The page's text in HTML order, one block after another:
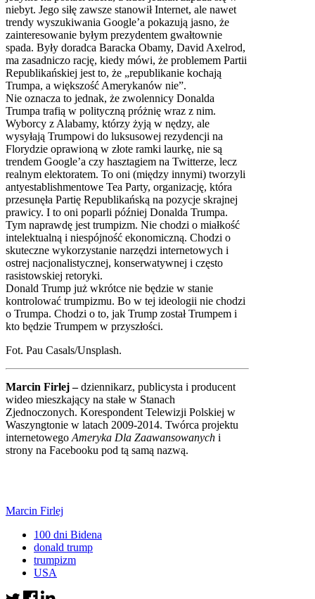
niebyt. Jego siłę zawsze stanowił Internet, ale nawet
trendy wyszukiwania Google’a pokazują jasno, że
zainteresowanie byłym prezydentem gwałtownie
spada. Były doradca Baracka Obamy, David Axelrod,
ma zasadniczo rację, kiedy mówi, że problemem Partii
Republikańskiej jest to, że „republikanie kochają
Trumpa, a większość Amerykanów nie”.
Nie oznacza to jednak, że zwolennicy Donalda
Trumpa trafią w polityczną próżnię wraz z nim.
Wyborcy z Alabamy, którzy żyją w nędzy, ale
wysyłają Trumpowi do luksusowej rezydencji na
Florydzie oprawioną w złote ramki laurkę, nie są
trendem Google’a czy hasztagiem na Twitterze, lecz
realnym elektoratem. To oni (między innymi) tworzyli
antyestablishmentowe Tea Party, organizację, która
przesunęła Partię Republikańską na pozycje skrajnej
prawicy. I to oni poparli później Donalda Trumpa.
Tym naprawdę jest trumpizm. Nie chodzi o miałkość
intelektualną i niespójność ekonomiczną. Chodzi o
skuteczne wykorzystanie narzędzi internetowych i
ostrej nacjonalistycznej, konserwatywnej i często
rasistowskiej retoryki.
Donald Trump już wkrótce nie będzie w stanie
kontrolować trumpizmu. Bo w tej ideologii nie chodzi
o Trumpa. Chodzi o to, jak Trump został Trumpem i
kto będzie Trumpem w przyszłości.
Fot. Pau Casals/Unsplash.
Marcin Firlej –dziennikarz, publicysta i producent
wideo mieszkający na stałe w Stanach
Zjednoczonych. Korespondent Telewizji Polskiej w
Waszyngtonie w latach 2009-2014. Twórca projektu
internetowego Ameryka Dla Zaawansowanych i
strony na Facebooku pod tą samą nazwą.
Marcin Firlej
100 dni Bidena
donald trump
trumpizm
USA